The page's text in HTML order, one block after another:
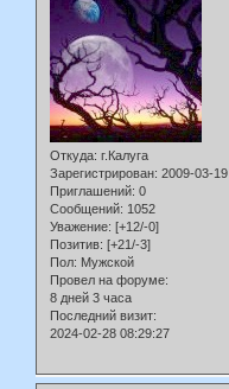
Откуда: г.Калуга
Зарегистрирован: 2009-03-19
Приглашений: 0
Сообщений: 1052
Уважение: [+12/-0]
Позитив: [+21/-3]
Пол: Мужской
Провел на форуме:
8 дней 3 часа
Последний визит:
2024-02-28 08:29:27